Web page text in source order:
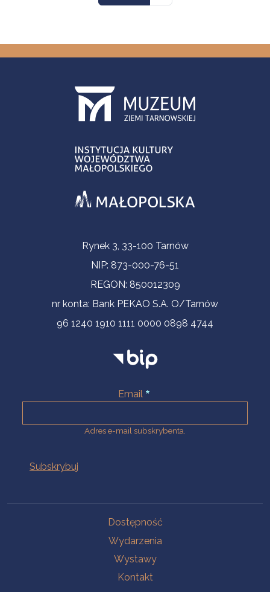
Informacje kontaktoweRynek 3, 33-100 Tarnów
NIP: 873-000-76-51
REGON: 850012309
nr konta: Bank PEKAO S.A. O/Tarnów
96 1240 1910 1111 0000 0898 4744
Email
Adres e-mail subskrybenta.
Dostępność
Wydarzenia
Wystawy
Kontakt